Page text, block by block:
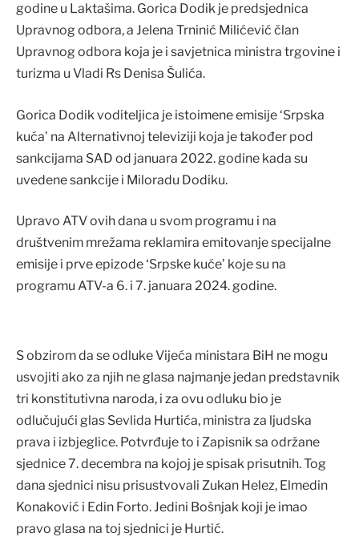
godine u Laktašima. Gorica Dodik je predsjednica
Upravnog odbora, a Jelena Trninić Milićević član
Upravnog odbora koja je i savjetnica ministra trgovine i
turizma u Vladi Rs Denisa Šulića.
Gorica Dodik voditeljica je istoimene emisije ‘Srpska
kuća’ na Alternativnoj televiziji koja je također pod
sankcijama SAD od januara 2022. godine kada su
uvedene sankcije i Miloradu Dodiku.
Upravo ATV ovih dana u svom programu i na
društvenim mrežama reklamira emitovanje specijalne
emisije i prve epizode ‘Srpske kuće’ koje su na
programu ATV-a 6. i 7. januara 2024. godine.
S obzirom da se odluke Vijeća ministara BiH ne mogu
usvojiti ako za njih ne glasa najmanje jedan predstavnik
tri konstitutivna naroda, i za ovu odluku bio je
odlučujući glas Sevlida Hurtića, ministra za ljudska
prava i izbjeglice. Potvrđuje to i Zapisnik sa održane
sjednice 7. decembra na kojoj je spisak prisutnih. Tog
dana sjednici nisu prisustvovali Zukan Helez, Elmedin
Konaković i Edin Forto. Jedini Bošnjak koji je imao
pravo glasa na toj sjednici je Hurtić.